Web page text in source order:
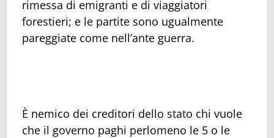
rimessa di emigranti e di viaggiatori
forestieri; e le partite sono ugualmente
pareggiate come nell’ante guerra.
È nemico dei creditori dello stato chi vuole
che il governo paghi perlomeno le 5 o le